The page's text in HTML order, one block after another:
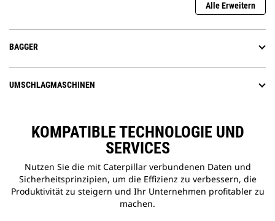
Alle Erweitern
BAGGER
UMSCHLAGMASCHINEN
KOMPATIBLE TECHNOLOGIE UND
SERVICES
Nutzen Sie die mit Caterpillar verbundenen Daten und
Sicherheitsprinzipien, um die Effizienz zu verbessern, die
Produktivität zu steigern und Ihr Unternehmen profitabler zu
machen.